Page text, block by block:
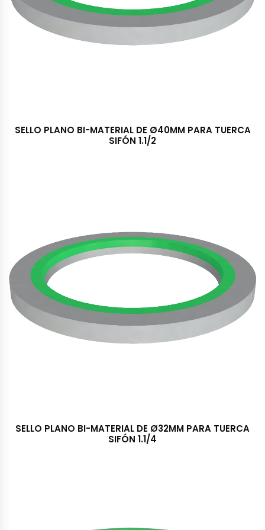
SELLO PLANO BI-MATERIAL DE Ø40MM PARA TUERCA
SIFÓN 1.1/2
SELLO PLANO BI-MATERIAL DE Ø32MM PARA TUERCA
SIFÓN 1.1/4